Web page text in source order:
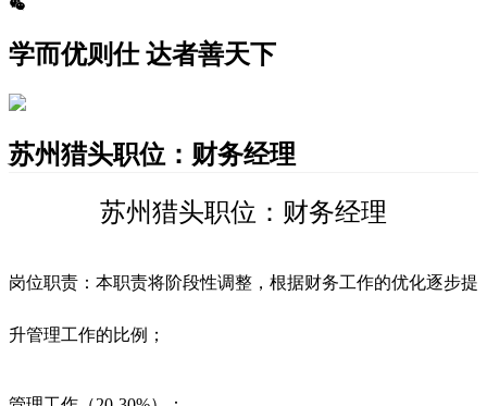
学而优则仕 达者善天下
苏州猎头职位：财务经理
苏州猎头职位：财务经理
岗位职责：本职责将阶段性调整，根据财务工作的优化逐步提
升管理工作的比例；